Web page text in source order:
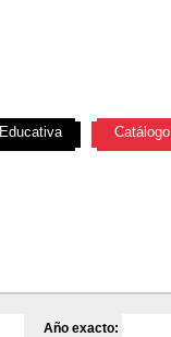
Año exacto:
Educativa Catálogo